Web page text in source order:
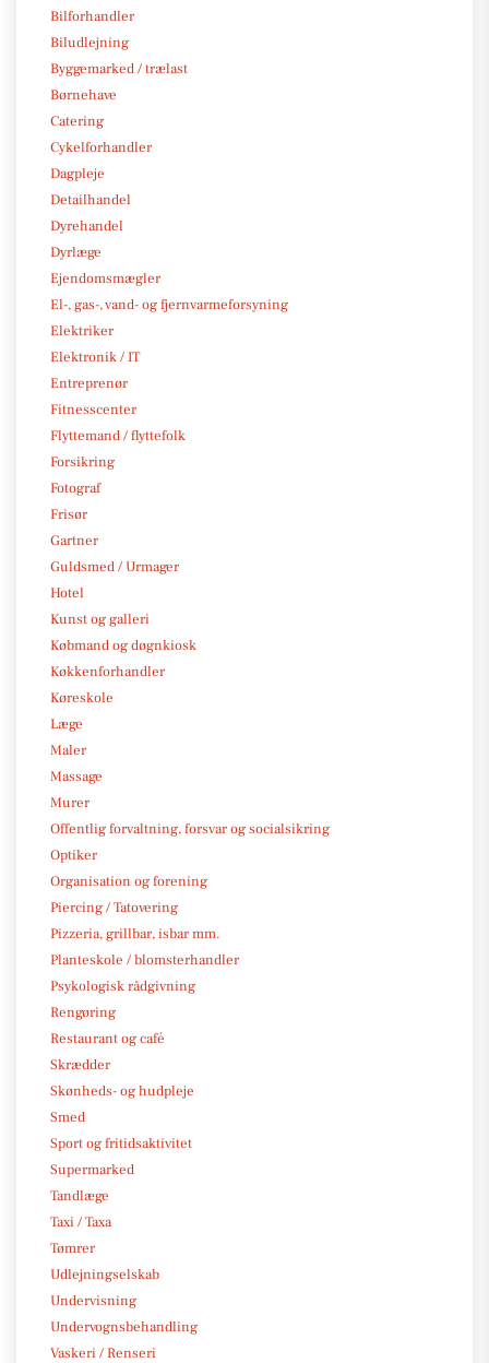
Bilforhandler
Biludlejning
Byggemarked / trælast
Børnehave
Catering
Cykelforhandler
Dagpleje
Detailhandel
Dyrehandel
Dyrlæge
Ejendomsmægler
El-, gas-, vand- og fjernvarmeforsyning
Elektriker
Elektronik / IT
Entreprenør
Fitnesscenter
Flyttemand / flyttefolk
Forsikring
Fotograf
Frisør
Gartner
Guldsmed / Urmager
Hotel
Kunst og galleri
Købmand og døgnkiosk
Køkkenforhandler
Køreskole
Læge
Maler
Massage
Murer
Offentlig forvaltning, forsvar og socialsikring
Optiker
Organisation og forening
Piercing / Tatovering
Pizzeria, grillbar, isbar mm.
Planteskole / blomsterhandler
Psykologisk rådgivning
Rengøring
Restaurant og café
Skrædder
Skønheds- og hudpleje
Smed
Sport og fritidsaktivitet
Supermarked
Tandlæge
Taxi / Taxa
Tømrer
Udlejningselskab
Undervisning
Undervognsbehandling
Vaskeri / Renseri